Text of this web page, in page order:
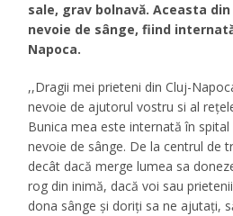
sale, grav bolnavă. Aceasta
nevoie de sânge, fiind
Napoca.
,,Dragii mei prieteni din Cluj-
nevoie de ajutorul vostru si al
Bunica mea este internată în
nevoie de sânge. De la centrul de
decât dacă merge lumea sa
rog din inimă, dacă voi sau
dona sânge și doriți sa ne ajutați,